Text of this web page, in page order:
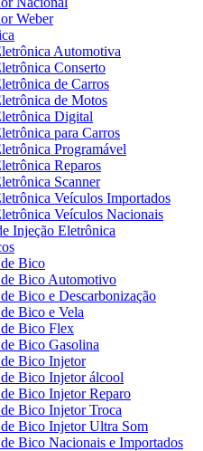
Weber
Automotiva
Conserto
de Carros
de Motos
Digital
para Carros
Programável
Reparos
Scanner
Veículos Importados
Veículos Nacionais
Injeção Eletrônica
Bico
Bico Automotivo
Bico e Descarbonização
Bico e Vela
Bico Flex
Bico Gasolina
Bico Injetor
Bico Injetor álcool
Bico Injetor Reparo
Bico Injetor Troca
Bico Injetor Ultra Som
Bico Nacionais e Importados